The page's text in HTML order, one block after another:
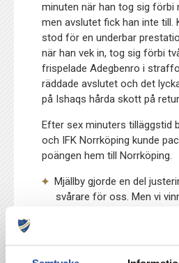
minuten när han tog sig förbi
men avslutet fick han inte till.
stod för en underbar
när han vek in, tog sig förbi
frispelade Adegbenro i
räddade avslutet och det
på Ishaqs hårda skott på
Efter sex minuters tilläggstid
och IFK Norrköping kunde
poängen hem till Norrköping.
Mjällby gjorde en del
svårare för oss. Men vi